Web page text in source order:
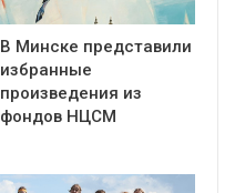
В Минске представили
избранные
произведения из
фондов НЦСМ